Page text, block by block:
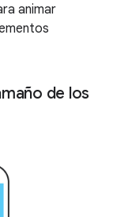
animar
de los